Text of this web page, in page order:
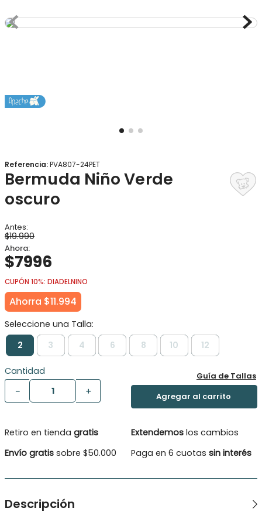
Referencia:PVA807-24PET
Bermuda Niño Verde
oscuro
$19.990
$7996
CUPÓN 10%: DIADELNINO
Ahorra $11.994
2 3 4 6 8 10 12
Cantidad
＋
－
Guía de Tallas
Retiro en tienda gratis
Envío gratis sobre $50.000
Extendemos los cambios
Paga en 6 cuotas sin interés
Descripción
9.
panty